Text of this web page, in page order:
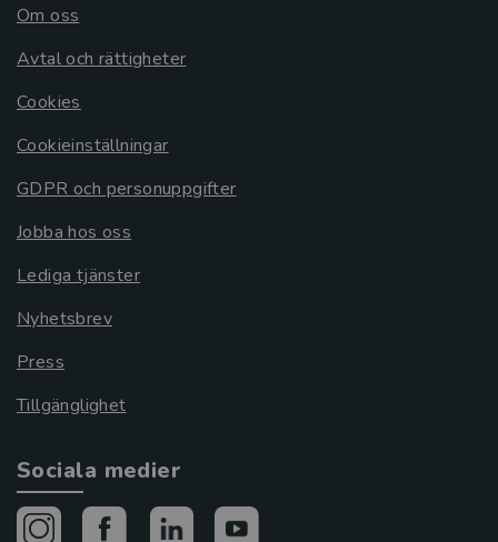
Om oss
Avtal och rättigheter
Cookies
Cookieinställningar
GDPR och personuppgifter
Jobba hos oss
Lediga tjänster
Nyhetsbrev
Press
Tillgänglighet
Sociala medier